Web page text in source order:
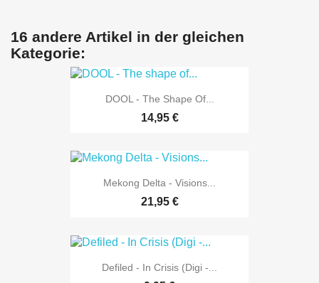
16 andere Artikel in der gleichen
Kategorie:
DOOL - The Shape Of...
14,95 €
Mekong Delta - Visions...
21,95 €
Defiled - In Crisis (Digi -...